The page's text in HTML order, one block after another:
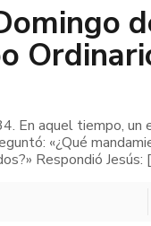
En aquel tiempo, un
«¿Qué
Respondió Jesús: